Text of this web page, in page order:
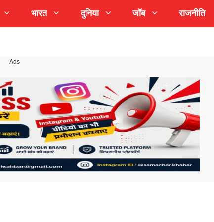
भारत दुनिया जॉब राजनीति
Ads